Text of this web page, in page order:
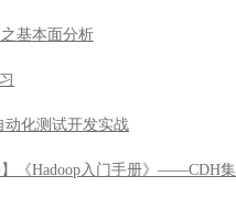
基本面分析
动化测试开发实战
】《Hadoop入门手册》——CDH